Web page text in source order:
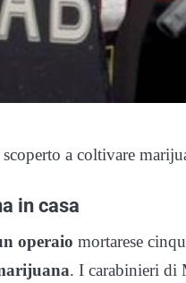
a coltivare
in casa
operaio mortarese
. I carabinieri di